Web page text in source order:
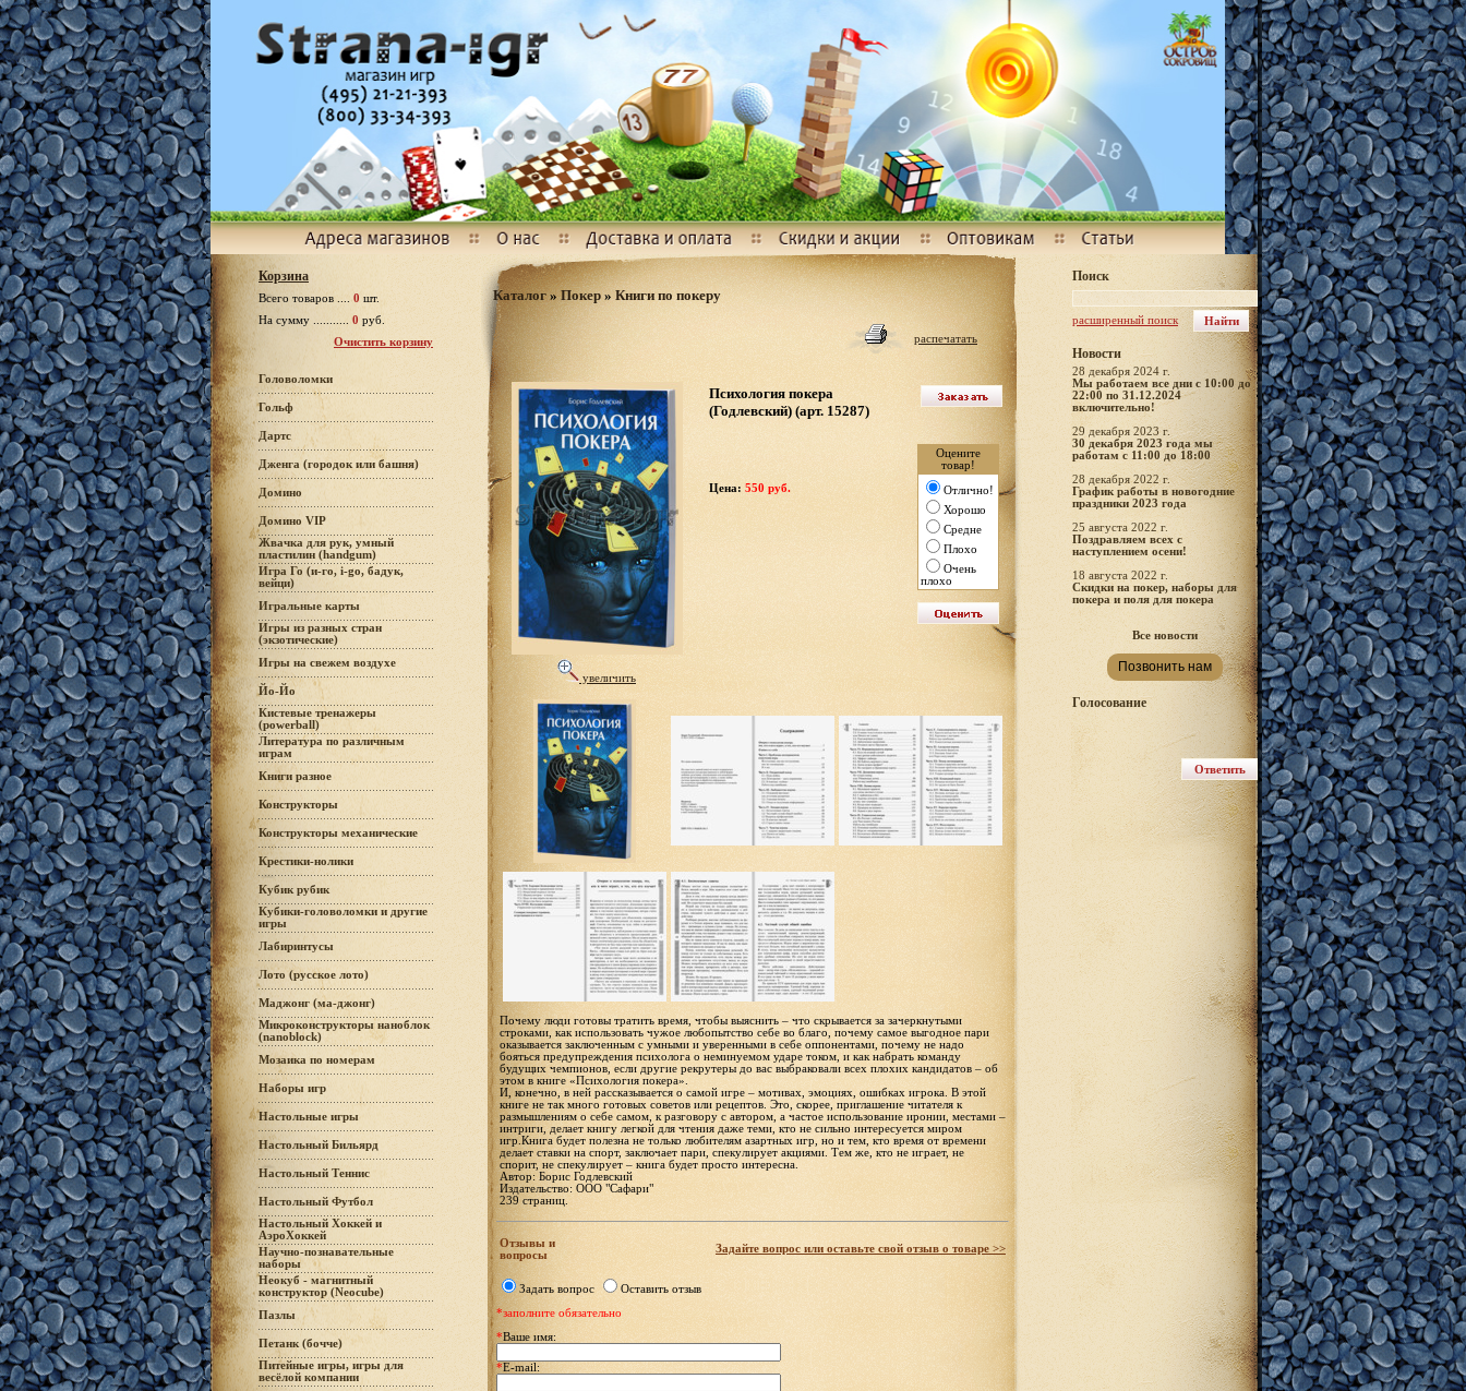
Корзина
Всего товаров ....0 шт.
На сумму ...........0 руб.
Очистить корзину
Головоломки
Гольф
Дартс
Дженга (городок или башня)
Домино
Домино VIP
Жвачка для рук, умный
пластилин (handgum)
Игра Го (и-го, i-go, бадук,
вейци)
Игральные карты
Игры из разных стран
(экзотические)
Игры на свежем воздухе
Йо-Йо
Кистевые тренажеры
(powerball)
Литература по различным
играм
Книги разное
Конструкторы
Конструкторы механические
Крестики-нолики
Кубик рубик
Кубики-головоломки и другие
игры
Лабиринтусы
Лото (русское лото)
Маджонг (ма-джонг)
Микроконструкторы наноблок
(nanoblock)
Мозаика по номерам
Наборы игр
Настольные игры
Настольный Бильярд
Настольный Теннис
Настольный Футбол
Настольный Хоккей и
АэроХоккей
Научно-познавательные
наборы
Неокуб - магнитный
конструктор (Neocube)
Пазлы
Петанк (бочче)
Питейные игры, игры для
весёлой компании
Каталог» Покер»Книги по покеру
распечатать
увеличить
Психология покера
(Годлевский) (арт. 15287)
Цена: 550 руб.
Оцените
товар!
Отлично!
Хорошо
Средне
Плохо
Очень
плохо
Почему люди готовы тратить время, чтобы выяснить – что скрывается за зачеркнутыми
строками, как использовать чужое любопытство себе во благо, почему самое выгодное пари
оказывается заключенным с умными и уверенными в себе оппонентами, почему не надо
бояться предупреждения психолога о неминуемом ударе током, и как набрать команду
будущих чемпионов, если другие рекрутеры до вас выбраковали всех плохих кандидатов – об
этом в книге «Психология покера».
И, конечно, в ней рассказывается о самой игре – мотивах, эмоциях, ошибках игрока. В этой
книге не так много готовых советов или рецептов. Это, скорее, приглашение читателя к
размышлениям о себе самом, к разговору с автором, а частое использование иронии, местами –
интриги, делает книгу легкой для чтения даже теми, кто не сильно интересуется миром
игр.Книга будет полезна не только любителям азартных игр, но и тем, кто время от времени
делает ставки на спорт, заключает пари, спекулирует акциями. Тем же, кто не играет, не
спорит, не спекулирует – книга будет просто интересна.
Автор: Борис Годлевский
Издательство: ООО "Сафари"
239 страниц.
Отзывы и
вопросы
Задайте вопрос или оставьте свой отзыв о товаре >>
Задать вопрос
Оставить отзыв
*заполните обязательно
*Ваше имя:
*E-mail:
Поиск
расширенный поиск
Новости
28 декабря 2024 г.
Мы работаем все дни с 10:00 до
22:00 по 31.12.2024
включительно!
29 декабря 2023 г.
30 декабря 2023 года мы
работам с 11:00 до 18:00
28 декабря 2022 г.
График работы в новогодние
праздники 2023 года
25 августа 2022 г.
Поздравляем всех с
наступлением осени!
18 августа 2022 г.
Скидки на покер, наборы для
покера и поля для покера
Все новости
Позвонить нам
Голосование